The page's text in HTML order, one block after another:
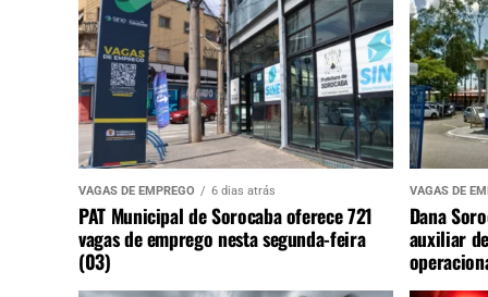
VAGAS DE EMPREGO 6 dias atrás
PAT Municipal de Sorocaba oferece 721
vagas de emprego nesta segunda-feira
(03)
VAGAS DE
Dana
auxiliar